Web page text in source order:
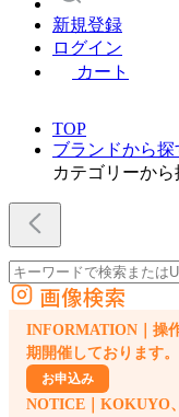
新規登録
ログイン
カート
TOP
ブランドから探
カテゴリーから
外部サイトの商品をカートに
他のサイトで見つけた商品ページ
画像検索
INFORMATION｜操
期開催しております。
お申込み
NOTICE｜KOKUYO